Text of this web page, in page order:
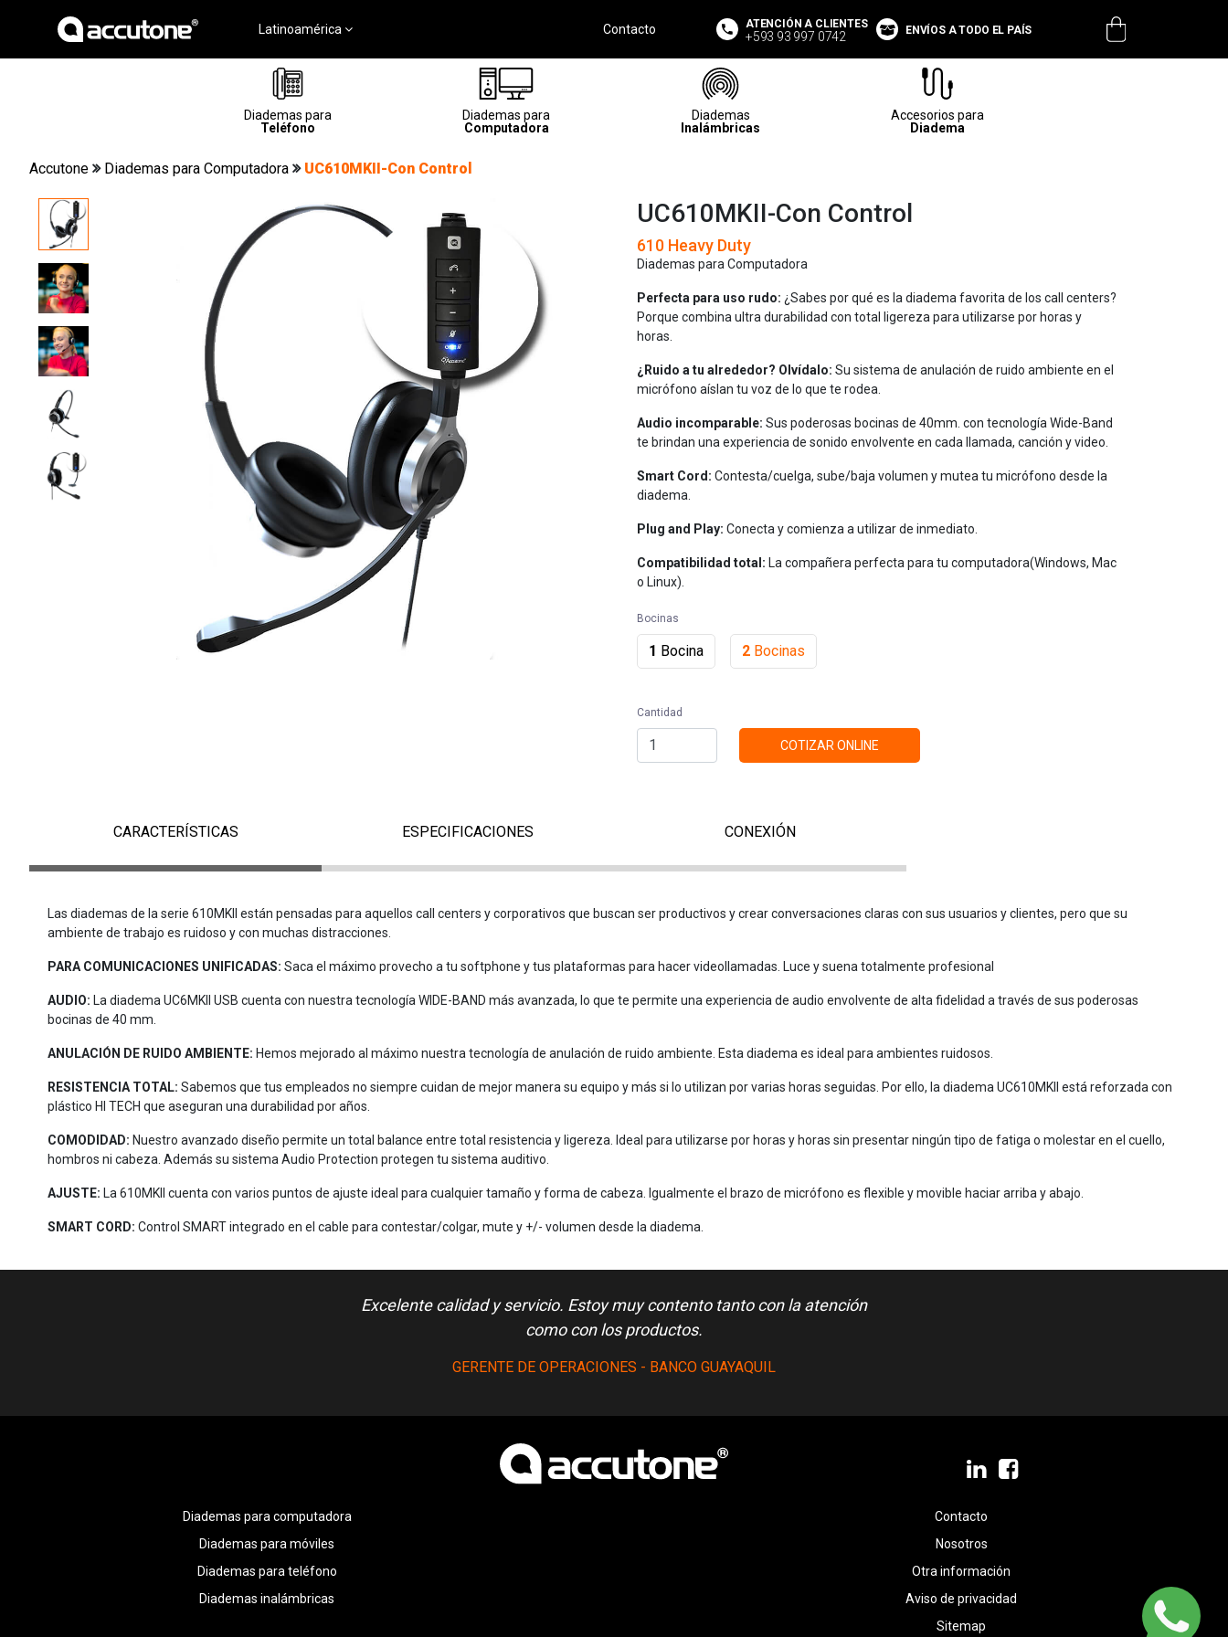
Latinoamérica Contacto ATENCIÓN A CLIENTES
+593 93 997 0742 ENVÍOS A TODO EL PAÍS
Diademas para
Teléfono
Diademas para
Computadora
Diademas
Inalámbricas
Accesorios para
Diadema
Accutone Diademas para Computadora UC610MKII-Con Control
UC610MKII-Con Control
610 Heavy Duty
Diademas para Computadora
Perfecta para uso rudo: ¿Sabes por qué es la diadema favorita de los call centers?
Porque combina ultra durabilidad con total ligereza para utilizarse por horas y
horas.
¿Ruido a tu alrededor? Olvídalo: Su sistema de anulación de ruido ambiente en el
micrófono aíslan tu voz de lo que te rodea.
Audio incomparable: Sus poderosas bocinas de 40mm. con tecnología Wide-Band
te brindan una experiencia de sonido envolvente en cada llamada, canción y video.
Smart Cord: Contesta/cuelga, sube/baja volumen y mutea tu micrófono desde la
diadema.
Plug and Play: Conecta y comienza a utilizar de inmediato.
Compatibilidad total: La compañera perfecta para tu computadora(Windows, Mac
o Linux).
Bocinas
1 Bocina 2 Bocinas
Cantidad
COTIZAR ONLINE
CARACTERÍSTICAS ESPECIFICACIONES CONEXIÓN
Las diademas de la serie 610MKII están pensadas para aquellos call centers y corporativos que buscan ser productivos y crear conversaciones claras con sus usuarios y clientes, pero que su
ambiente de trabajo es ruidoso y con muchas distracciones.
PARA COMUNICACIONES UNIFICADAS: Saca el máximo provecho a tu softphone y tus plataformas para hacer videollamadas. Luce y suena totalmente profesional
AUDIO: La diadema UC6MKII USB cuenta con nuestra tecnología WIDE-BAND más avanzada, lo que te permite una experiencia de audio envolvente de alta fidelidad a través de sus poderosas
bocinas de 40 mm.
ANULACIÓN DE RUIDO AMBIENTE: Hemos mejorado al máximo nuestra tecnología de anulación de ruido ambiente. Esta diadema es ideal para ambientes ruidosos.
RESISTENCIA TOTAL: Sabemos que tus empleados no siempre cuidan de mejor manera su equipo y más si lo utilizan por varias horas seguidas. Por ello, la diadema UC610MKII está reforzada con
plástico HI TECH que aseguran una durabilidad por años.
COMODIDAD: Nuestro avanzado diseño permite un total balance entre total resistencia y ligereza. Ideal para utilizarse por horas y horas sin presentar ningún tipo de fatiga o molestar en el cuello,
hombros ni cabeza. Además su sistema Audio Protection protegen tu sistema auditivo.
AJUSTE: La 610MKII cuenta con varios puntos de ajuste ideal para cualquier tamaño y forma de cabeza. Igualmente el brazo de micrófono es flexible y movible haciar arriba y abajo.
SMART CORD: Control SMART integrado en el cable para contestar/colgar, mute y +/- volumen desde la diadema.
Excelente calidad y servicio. Estoy muy contento tanto con la atención
como con los productos.
GERENTE DE OPERACIONES - BANCO GUAYAQUIL
Diademas para computadora
Diademas para móviles
Diademas para teléfono
Diademas inalámbricas
Contacto
Nosotros
Otra información
Aviso de privacidad
Sitemap